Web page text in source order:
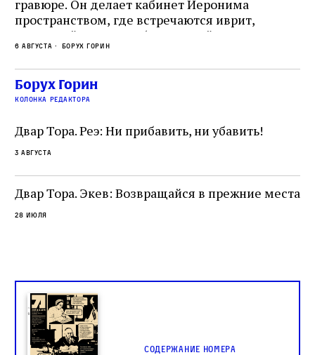
гравюре. Он делает кабинет Иеронима
пространством, где встречаются иврит,
греческий и латынь; буквальный смысл и
церковная традиция; филологическая
точность и понятность; переводчик,
убеждённый в необходимости исправления, и
читатель, воспринимающий исправление как
не просто покровитель переводчиков,
окружённый книгами. Перед нами человек,
одно решение которого вызвало возмущение
целой общины и стало частью многовекового
спора о том, кому принадлежит последнее
слово в переводе Библии
6 августа Борух Горин
Борух Горин
колонка редактора
Двар Тора. Реэ: Ни прибавить, ни убавить!
3 августа
Двар Тора. Экев: Возвращайся в прежние места
28 июля
Содержание номера